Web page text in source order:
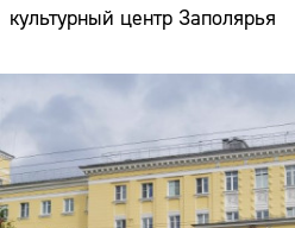
культурный центр Заполярья